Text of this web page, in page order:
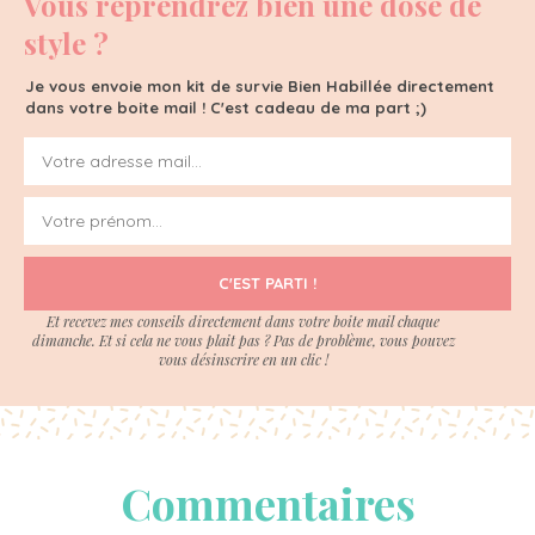
style ?
Je vous envoie mon kit de survie Bien Habillée directement
dans votre boite mail ! C'est cadeau de ma part ;)
C'EST PARTI !
Et recevez mes conseils directement dans votre boite mail chaque
dimanche. Et si cela ne vous plait pas ? Pas de problème, vous pouvez
vous désinscrire en un clic !
Commentaires